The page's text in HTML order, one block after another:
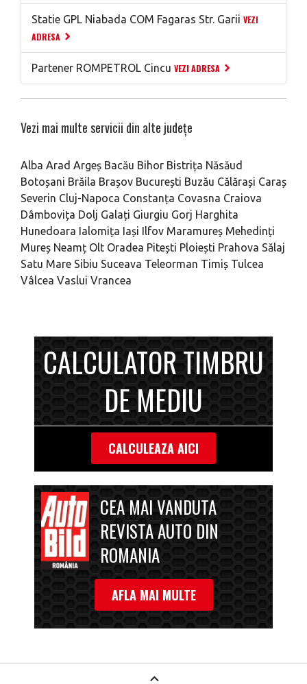
Statie GPL Niabada COM Fagaras Str. Garii VEZI
ADRESA
Partener ROMPETROL Cincu VEZI ADRESA
Vezi mai multe servicii din alte județe
Alba Arad Argeș Bacău Bihor Bistrița Năsăud
Botoșani Brăila Brașov București Buzău Călărași Caraș
Severin Cluj-Napoca Constanța Covasna Craiova
Dâmbovița Dolj Galați Giurgiu Gorj Harghita
Hunedoara Ialomița Iași Ilfov Maramureș Mehedinți
Mureș Neamț Olt Oradea Pitești Ploiești Prahova Sălaj
Satu Mare Sibiu Suceava Teleorman Timiș Tulcea
Vâlcea Vaslui Vrancea
CALCULATOR TIMBRU
DE MEDIU
CALCULEAZA AICI
CEA MAI VANDUTA
REVISTA AUTO DIN
ROMANIA
AFLA MAI MULTE